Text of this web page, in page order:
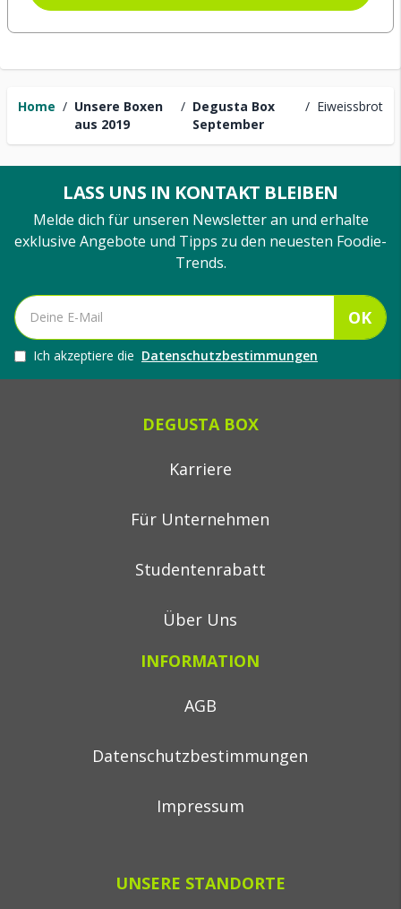
Home / Unsere Boxen
aus 2019
/ Degusta Box
September
/ Eiweissbrot
LASS UNS IN KONTAKT BLEIBEN
Melde dich für unseren Newsletter an und erhalte
exklusive Angebote und Tipps zu den neuesten Foodie-
Trends.
OK
Ich akzeptiere die Datenschutzbestimmungen
DEGUSTA BOX
Karriere
Für Unternehmen
Studentenrabatt
Über Uns
INFORMATION
AGB
Datenschutzbestimmungen
Impressum
UNSERE STANDORTE